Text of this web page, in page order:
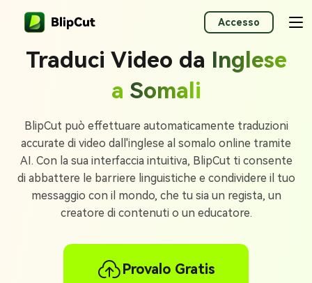
Accesso
Traduci Video da Inglese
a Somali
BlipCut può effettuare automaticamente traduzioni
accurate di video dall'inglese al somalo online tramite
AI. Con la sua interfaccia intuitiva, BlipCut ti consente
di abbattere le barriere linguistiche e condividere il tuo
messaggio con il mondo, che tu sia un regista, un
creatore di contenuti o un educatore.
Provalo Gratis